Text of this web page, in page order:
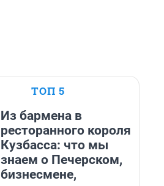
ТОП 5
Из бармена в
ресторанного короля
Кузбасса: что мы
знаем о Печерском,
бизнесмене,